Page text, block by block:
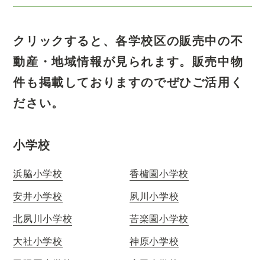
クリックすると、各学校区の販売中の不
動産・地域情報が見られます。 販売中物
件も掲載しておりますのでぜひご活用く
ださい。
小学校
浜脇小学校
香櫨園小学校
安井小学校
夙川小学校
北夙川小学校
苦楽園小学校
大社小学校
神原小学校